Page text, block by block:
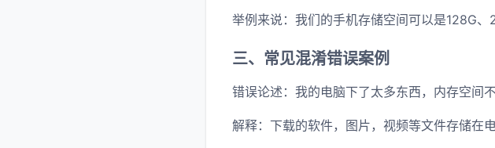
举例来说：我们的手机存储空间可以是128G、
三、常见混淆错误案例
错误论述：我的电脑下了太多东西，内存空间不
解释：下载的软件，图片，视频等文件存储在